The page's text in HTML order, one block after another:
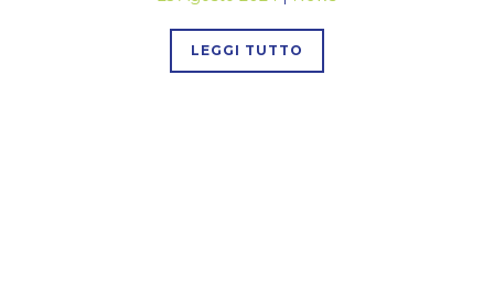
LEGGI TUTTO